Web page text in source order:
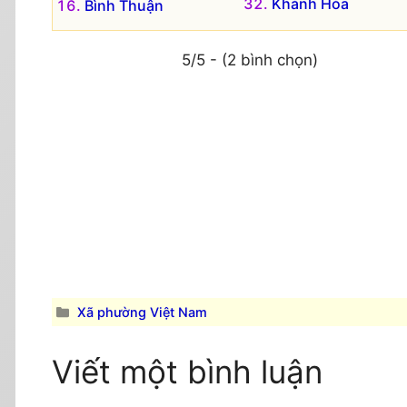
Bình Thuận
Khánh Hòa
5/5 - (2 bình chọn)
Danh
mục
Xã phường Việt Nam
Viết một bình luận